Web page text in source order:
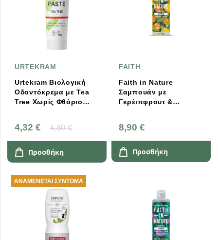
URTEKRAM
Urtekram Βιολογική
Οδοντόκρεμα με Tea
Tree Χωρίς Φθόριο
4,32 € 4,80 €
Προσθήκη
FAITH
Faith in Nature
Σαμπουάν με
Γκρέιπφρουτ &
8,90 €
Προσθήκη
ΑΝΑΜΈΝΕΤΑΙ ΣΎΝΤΟΜΑ